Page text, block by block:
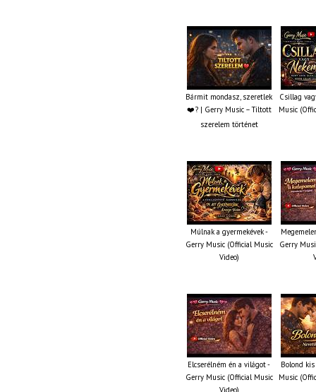
Bármit mondasz, szeretlek
❤️‍? | Gerry Music – Tiltott
szerelem történet
Csillag
Music
Múlnak a gyermekévek -
Gerry Music (Official Music
Video)
Gerry
Elcserélném én a világot -
Gerry Music (Official Music
Video)
Bolond
Music